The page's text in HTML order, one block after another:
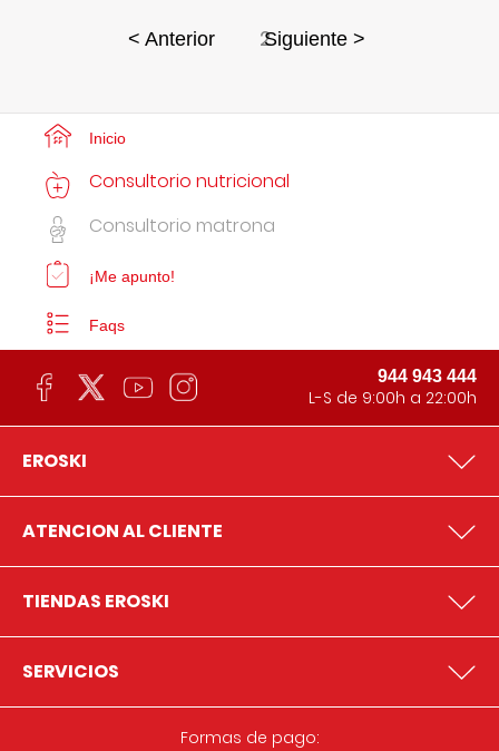
< Anterior 2Siguiente >
Inicio
Consultorio nutricional
Consultorio matrona
¡Me apunto!
Faqs
944 943 444
L-S de 9:00h a 22:00h
EROSKI
ATENCION AL CLIENTE
TIENDAS EROSKI
SERVICIOS
Formas de pago: